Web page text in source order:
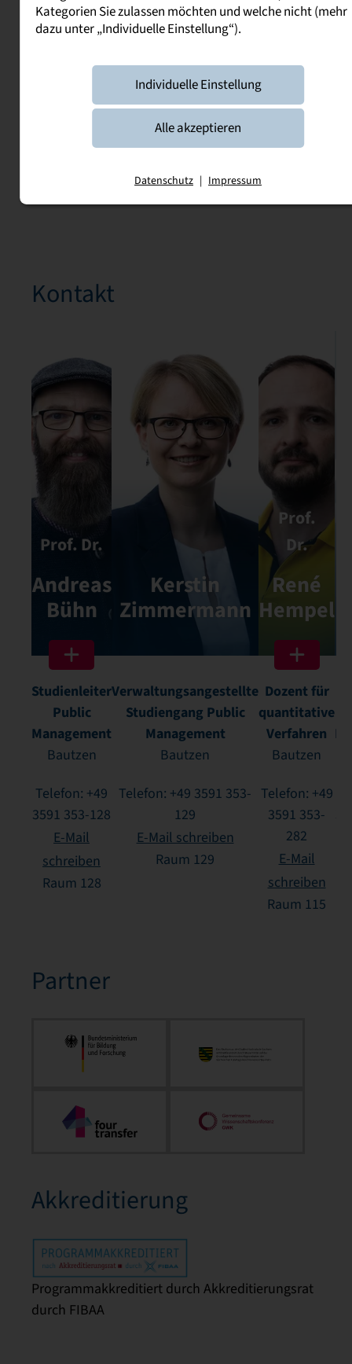
Veranstaltungen
7. November 2026
09:00 Uhr - 13:00 Uhr
Duale Hochschule Sachsen -
Studienakademie Bautzen
Tag der offenen Tür an der
in Bautzen 2026
9:00 - 13:00 Uhr
Kontakt
Prof. Dr.
Andreas
Bühn
Studienleiter
Public
Management
Bautzen
Telefon: +49
3591 353-128
E-Mail
schreiben
Raum 128
Kerstin
Zimmermann
Verwaltungsangestellte
Studiengang Public
Management
Bautzen
Telefon: +49 3591 353-
129
E-Mail schreiben
Raum 129
Prof.
Dr.
René
Hempel
Dozent für
quantitative
Verfahren
Bautzen
Telefon: +49
3591 353-
282
E-Mail
schreiben
Raum 115
Partner
Akkreditierung
Programmakkreditiert durch Akkreditierungsrat
durch FIBAA
Kategorien Sie zulassen möchten und welche nicht (mehr
dazu unter „Individuelle Einstellung“).
Individuelle Einstellung
Alle akzeptieren
Datenschutz | Impressum